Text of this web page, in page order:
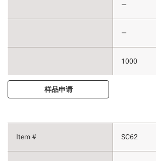
—
—
1000
样品申请
SC62